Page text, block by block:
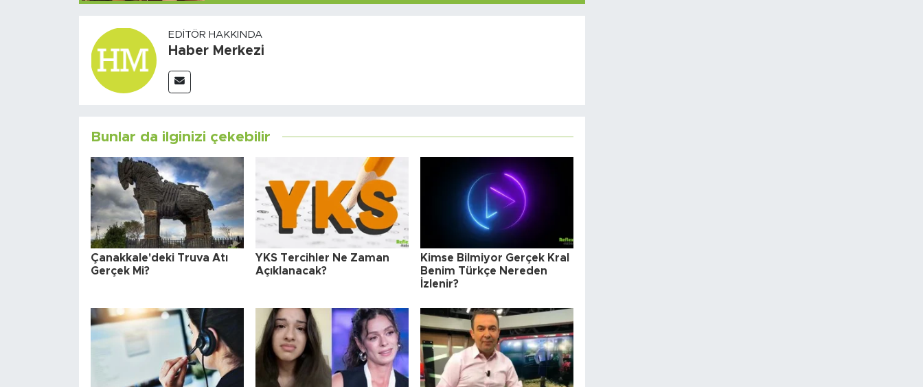
EDITÖR HAKKINDA
Haber Merkezi
Bunlar da ilginizi çekebilir
Çanakkale'deki Truva Atı
Gerçek Mi?
YKS Tercihler Ne Zaman
Açıklanacak?
Kimse Bilmiyor Gerçek Kral
Benim Türkçe Nereden
İzlenir?